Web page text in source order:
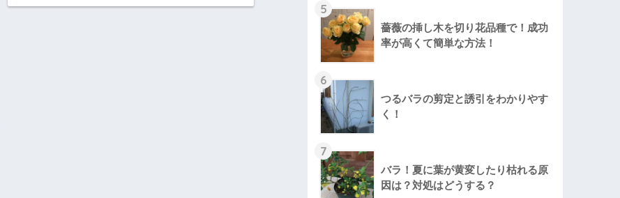
5
薔薇の挿し木を切り花品種で！成功
率が高くて簡単な方法！
6
つるバラの剪定と誘引をわかりやす
く！
7
バラ！夏に葉が黄変したり枯れる原
因は？対処はどうする？